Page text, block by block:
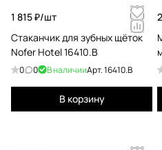
1 815 ₽/шт
Стаканчик для зубных щёток
Nofer Hotel 16410.B
0 0 В наличииАрт.16410.B
В корзину